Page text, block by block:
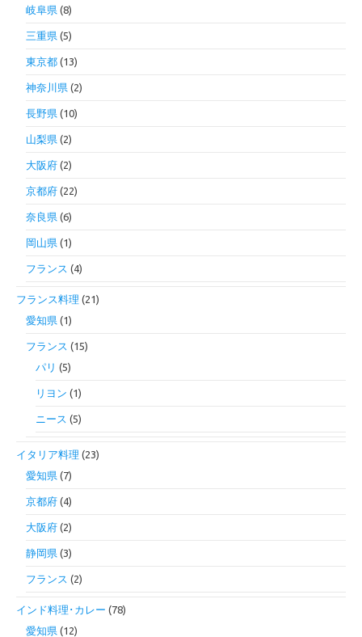
岐阜県 (8)
三重県 (5)
東京都 (13)
神奈川県 (2)
長野県 (10)
山梨県 (2)
大阪府 (2)
京都府 (22)
奈良県 (6)
岡山県 (1)
フランス (4)
フランス料理 (21)
愛知県 (1)
フランス (15)
パリ (5)
リヨン (1)
ニース (5)
イタリア料理 (23)
愛知県 (7)
京都府 (4)
大阪府 (2)
静岡県 (3)
フランス (2)
インド料理･カレー (78)
愛知県 (12)